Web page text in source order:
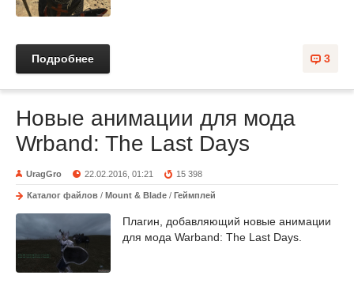
3
Подробнее
Новые анимации для мода
Wrband: The Last Days
UragGro 22.02.2016, 01:21 15 398
Каталог файлов / Mount & Blade / Геймплей
Плагин, добавляющий новые анимации
для мода Warband: The Last Days.